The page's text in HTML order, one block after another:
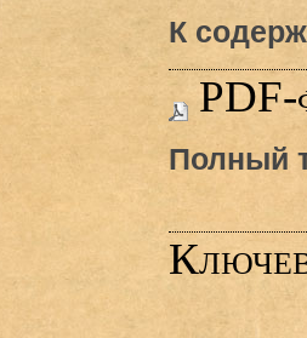
К
PDF-
Полный